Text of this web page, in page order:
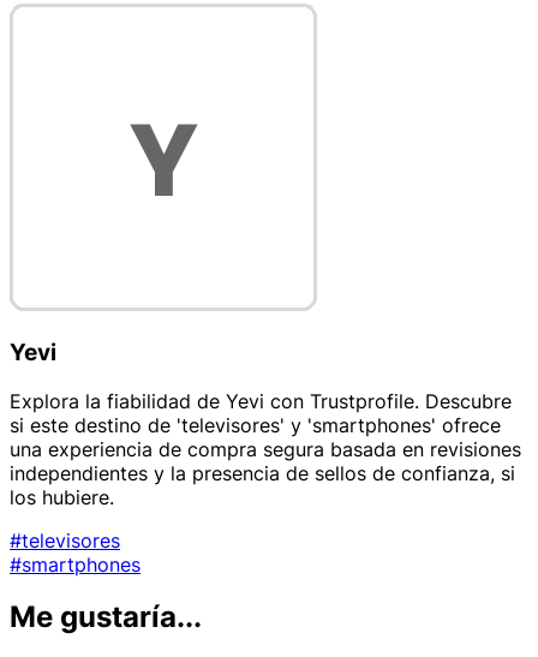
Yevi
Explora la fiabilidad de Yevi con Trustprofile. Descubre
si este destino de 'televisores' y 'smartphones' ofrece
una experiencia de compra segura basada en revisiones
independientes y la presencia de sellos de confianza, si
los hubiere.
#televisores
#smartphones
Me gustaría...